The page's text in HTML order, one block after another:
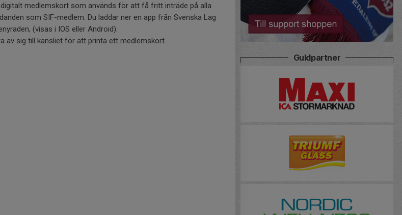
medlemskort som används för att få fritt inträde på alla
som SIF-medlem. Du laddar ner en app från Svenska Lag
(visas i IOS eller Android).
av sig till kansliet för att printa ett medlemskort.
Guldpartner